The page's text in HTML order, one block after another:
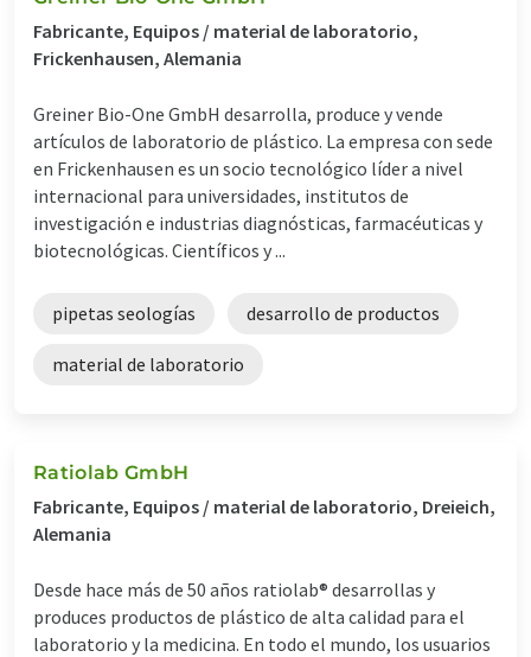
Fabricante, Equipos / material de laboratorio,
Frickenhausen, Alemania
Greiner Bio-One GmbH desarrolla, produce y vende
artículos de laboratorio de plástico. La empresa con sede
en Frickenhausen es un socio tecnológico líder a nivel
internacional para universidades, institutos de
investigación e industrias diagnósticas, farmacéuticas y
biotecnológicas. Científicos y ...
pipetas seologías desarrollo de productos
material de laboratorio
Ratiolab GmbH
Fabricante, Equipos / material de laboratorio, Dreieich,
Alemania
Desde hace más de 50 años ratiolab® desarrollas y
produces productos de plástico de alta calidad para el
laboratorio y la medicina. En todo el mundo, los usuarios